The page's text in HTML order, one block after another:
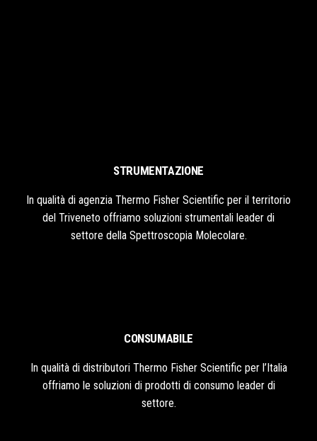
STRUMENTAZIONE
In qualità di agenzia Thermo Fisher Scientific per il territorio
del Triveneto offriamo soluzioni strumentali leader di
settore della Spettroscopia Molecolare.
CONSUMABILE
In qualità di distributori Thermo Fisher Scientific per l’Italia
offriamo le soluzioni di prodotti di consumo leader di
settore.